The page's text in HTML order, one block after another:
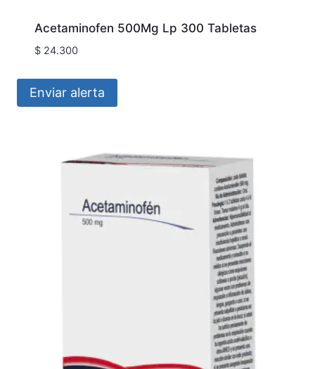
Acetaminofen 500Mg Lp 300 Tabletas
$24.300
Enviar alerta